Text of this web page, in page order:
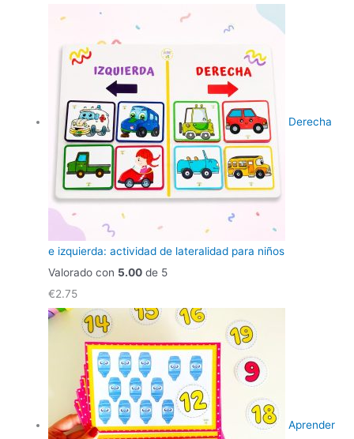
Derecha
e izquierda: actividad de lateralidad para niños
Valorado con 5.00 de 5
€2.75
Aprender